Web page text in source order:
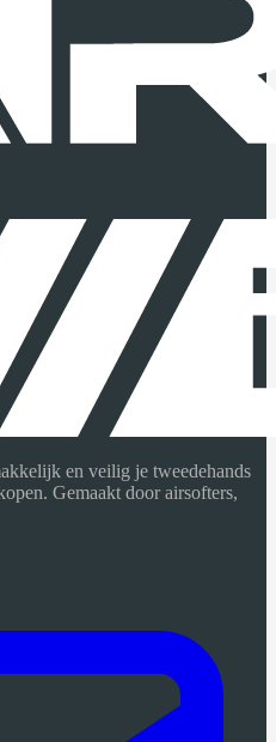
en veilig je tweedehands
Gemaakt door airsofters,